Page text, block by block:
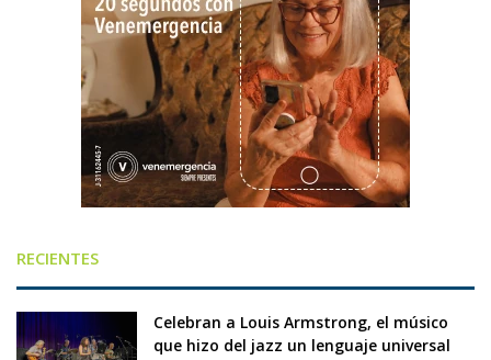
RECIENTES
Celebran a Louis Armstrong, el músico
que hizo del jazz un lenguaje universal